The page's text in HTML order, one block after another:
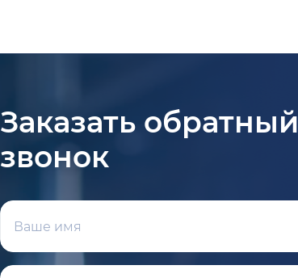
Заказать обратный
звонок